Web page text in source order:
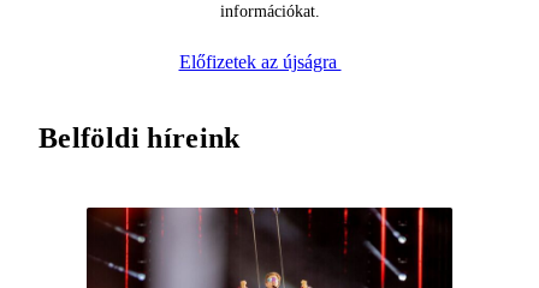
információkat.
Előfizetek az újságra
Belföldi híreink